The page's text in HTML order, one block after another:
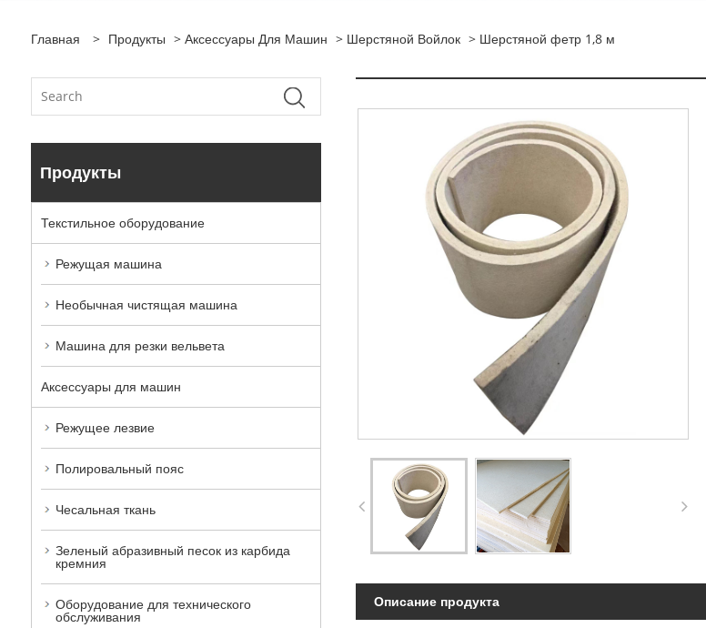
Главная > Продукты > Аксессуары Для Машин > Шерстяной Войлок > Шерстяной фетр 1,8 м
Продукты
Текстильное оборудование
Режущая машина
Необычная чистящая машина
Машина для резки вельвета
Аксессуары для машин
Режущее лезвие
Полировальный пояс
Чесальная ткань
Зеленый абразивный песок из карбида
кремния
Оборудование для технического
обслуживания
Описание продукта